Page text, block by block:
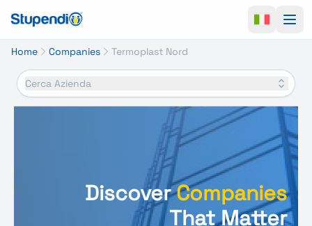
Home Companies Termoplast Nord
Cerca Azienda
DiscoverCompanies
That Matter